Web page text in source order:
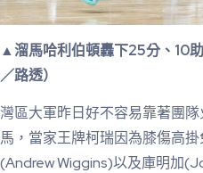
▲溜馬哈利伯頓轟下25分、10
／路透）
灣區大軍昨日好不容易靠著團
馬，當家王牌柯瑞因為膝傷高
(Andrew Wiggins)以及庫明加